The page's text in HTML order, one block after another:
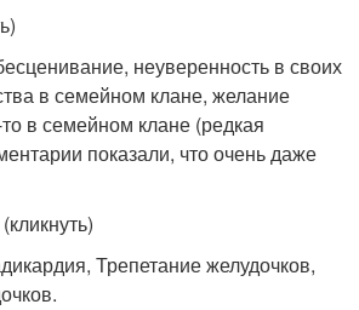
неуверенность в своих
в семейном клане, желание
в семейном клане (редкая
показали, что очень даже
Трепетание желудочков,